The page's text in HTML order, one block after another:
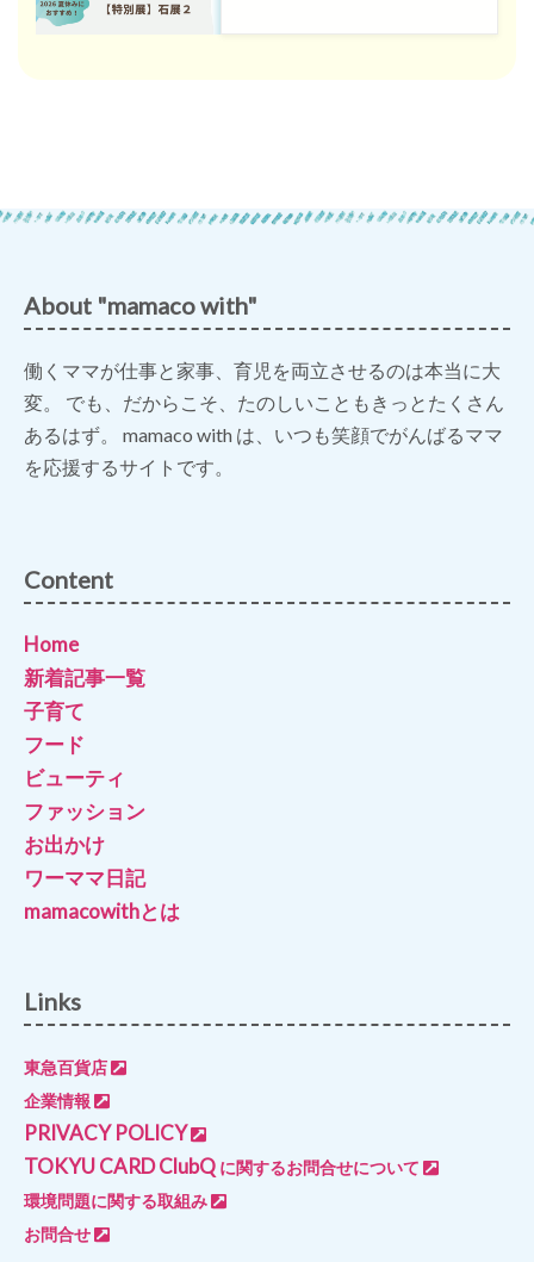
About "mamaco with"
働くママが仕事と家事、育児を両立させるのは本当に大
変。 でも、だからこそ、たのしいこともきっとたくさん
あるはず。 mamaco with は、いつも笑顔でがんばるママ
を応援するサイトです。
Content
Home
新着記事一覧
子育て
フード
ビューティ
ファッション
お出かけ
ワーママ日記
mamacowithとは
Links
東急百貨店
企業情報
PRIVACY POLICY
TOKYU CARD ClubQ に関するお問合せについて
環境問題に関する取組み
お問合せ